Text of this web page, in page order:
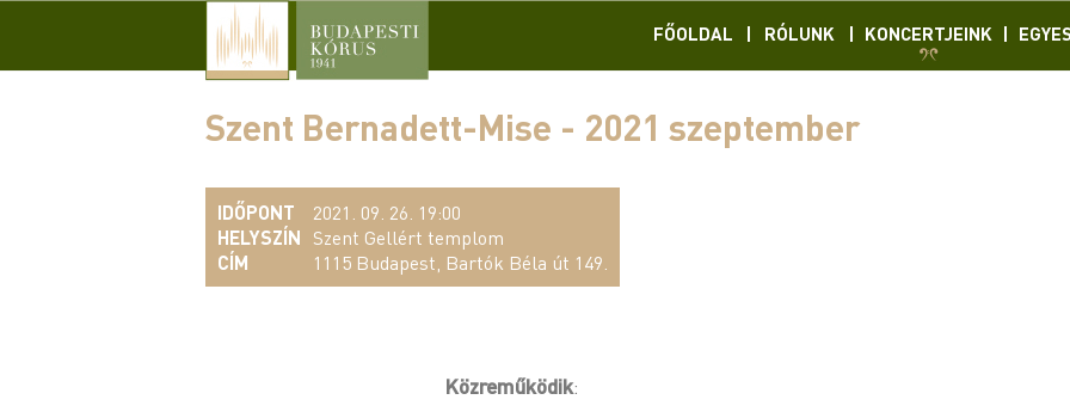
FŐOLDAL | RÓLUNK | KONCERTJEINK |
Szent Bernadett-Mise - 2021 szeptember
IDŐPONT
2021. 09. 26. 19:00
HELYSZÍN Szent Gellért templom
CÍM
1115 Budapest, Bartók Béla út 149.
Közreműködik: